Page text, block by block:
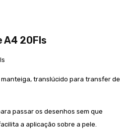
A4 20Fls
translúcido para transfer de
passar os desenhos sem que
a aplicação sobre a pele.